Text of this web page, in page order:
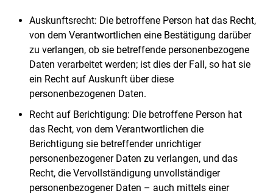
Auskunftsrecht: Die betroffene Person hat das Recht,
von dem Verantwortlichen eine Bestätigung darüber
zu verlangen, ob sie betreffende personenbezogene
Daten verarbeitet werden; ist dies der Fall, so hat sie
ein Recht auf Auskunft über diese
personenbezogenen Daten.
Recht auf Berichtigung: Die betroffene Person hat
das Recht, von dem Verantwortlichen die
Berichtigung sie betreffender unrichtiger
personenbezogener Daten zu verlangen, und das
Recht, die Vervollständigung unvollständiger
personenbezogener Daten – auch mittels einer